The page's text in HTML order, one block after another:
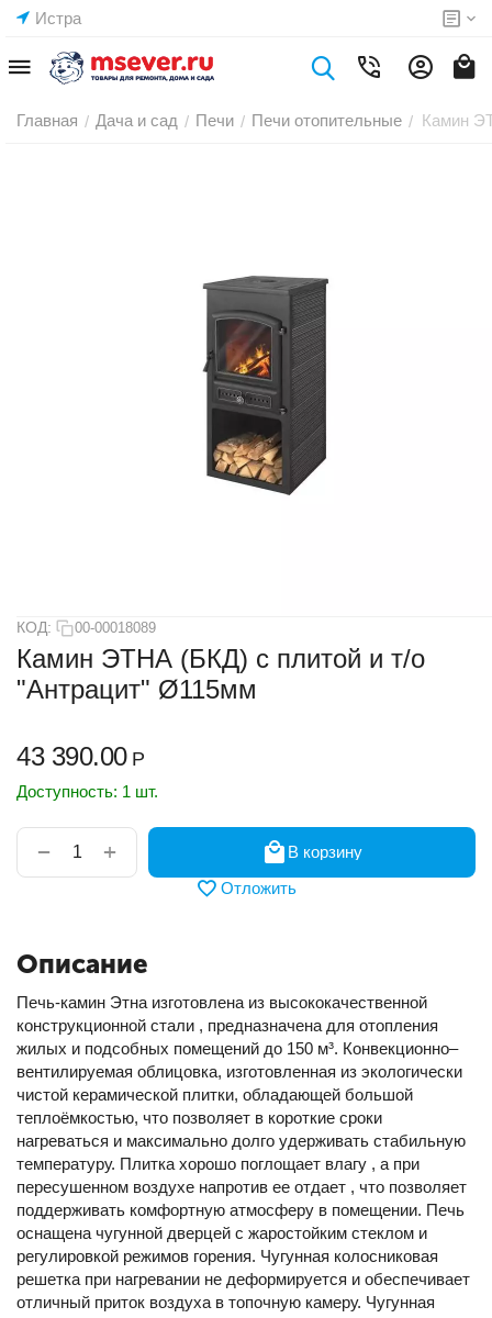
Истра
Главная / Дача и сад / Печи / Печи отопительные / Камин
КОД: 00-00018089
Камин ЭТНА (БКД) с плитой и т/о
"Антрацит" Ø115мм
43 390.00 Р
Доступность: 1 шт.
+
−
В корзину
Отложить
Описание
Печь-камин Этна изготовлена из высококачественной
конструкционной стали , предназначена для отопления
жилых и подсобных помещений до 150 м³. Конвекционно–
вентилируемая облицовка, изготовленная из экологически
чистой керамической плитки, обладающей большой
теплоёмкостью, что позволяет в короткие сроки
нагреваться и максимально долго удерживать стабильную
температуру. Плитка хорошо поглощает влагу , а при
пересушенном воздухе напротив ее отдает , что позволяет
поддерживать комфортную атмосферу в помещении. Печь
оснащена чугунной дверцей с жаростойким стеклом и
регулировкой режимов горения. Чугунная колосниковая
решетка при нагревании не деформируется и обеспечивает
отличный приток воздуха в топочную камеру. Чугунная